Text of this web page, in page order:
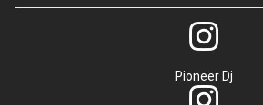
Pioneer Dj